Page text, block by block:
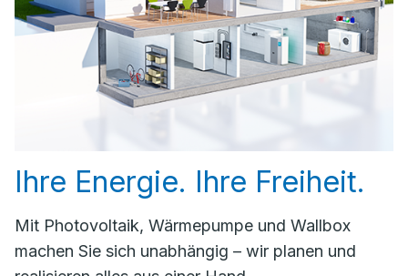
Ihre Energie. Ihre Freiheit.
Mit Photovoltaik, Wärmepumpe und Wallbox
machen Sie sich unabhängig – wir planen und